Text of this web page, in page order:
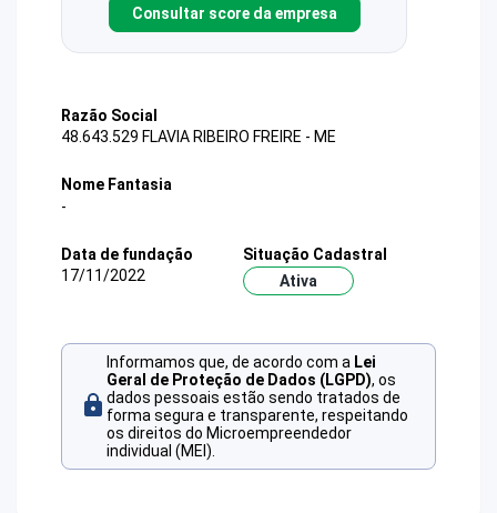
Consultar score da empresa
Razão Social
48.643.529 FLAVIA RIBEIRO FREIRE - ME
Nome Fantasia
-
Data de fundação
17/11/2022
Situação Cadastral
Ativa
Informamos que, de acordo com a Lei
Geral de Proteção de Dados (LGPD), os
dados pessoais estão sendo tratados de
forma segura e transparente, respeitando
os direitos do Microempreendedor
individual (MEI).